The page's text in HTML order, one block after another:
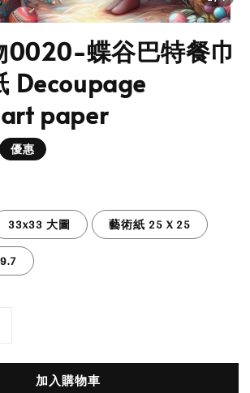
0020-蝶谷巴特餐巾
Decoupage
paper
優惠
33x33 大圖
藝術紙 25 X 25
加入購物車